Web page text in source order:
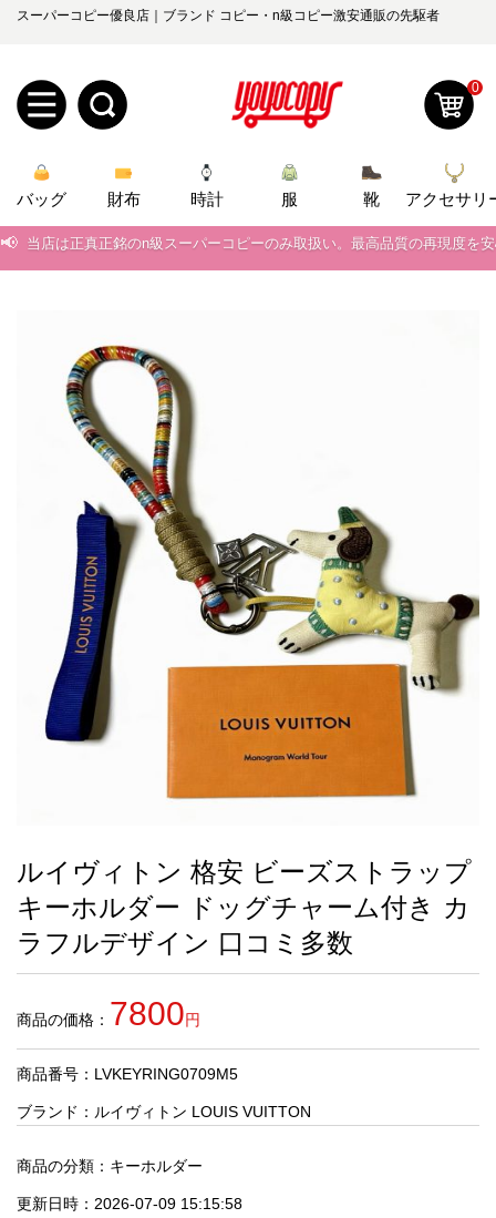
スーパーコピー優良店｜ブランド コピー・n級コピー激安通販の先駆者
規
ユ
ロ
グ
yoyocopys@gmail.com
2026人気特集
バッグ
財布
時計
服
ズボン
衣装セット
靴
住まい用品
アクセサリー
ベルト
スカーフ
アイフォーンケ
ース
小物
お
す
す
め
商
人
気
商
0
バッグ 財布 時計 服 靴
アクセサリ
📢 当店は正真正銘のn級スーパーコピーのみ取扱い。最高品質の再現度を
📢 2026春の新作続々更新中！期間中のご注文でお得な割引をご利用いただ
当店は正真正銘のn級スーパーコピーのみ取扱い。最高品質の再現度を
2026春の新作続々更新中！期間中のご注文でお得な割引をご利用いただ
新作入荷！ルイ・ヴィトンスーパーコピー バッグ最新モデルが登場。
ルイヴィトン 格安 ビーズストラップ
キーホルダー ドッグチャーム付き カ
ラフルデザイン 口コミ多数
商品の価格： 7800円
商品番号：LVKEYRING0709M5
ブランド： ルイヴィトン LOUIS VUITTON
商品の分類： キーホルダー
更新日時：2026-07-09 15:15:58